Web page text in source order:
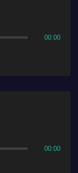
00:00
00:00